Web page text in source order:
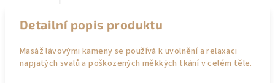
Detailní popis produktu
Masáž lávovými kameny se používá k uvolnění a relaxaci
napjatých svalů a poškozených měkkých tkání v celém těle.